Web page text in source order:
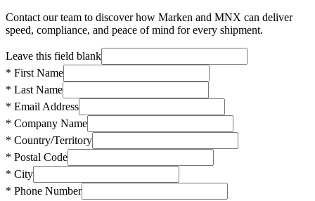
Contact our team to discover how Marken and MNX can deliver
speed, compliance, and peace of mind for every shipment.
Leave this field blank
* First Name
* Last Name
* Email Address
* Company Name
* Country/Territory
* Postal Code
* City
* Phone Number